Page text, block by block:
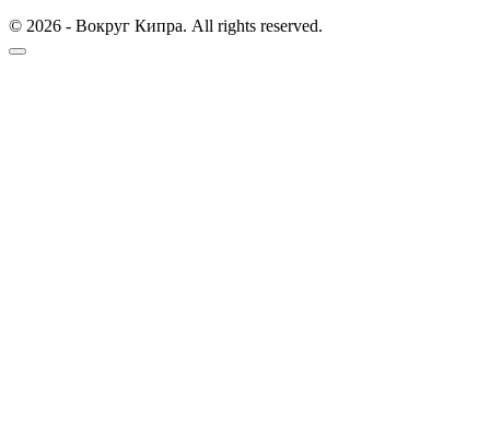
© 2026 - Вокруг Кипра. All rights reserved.